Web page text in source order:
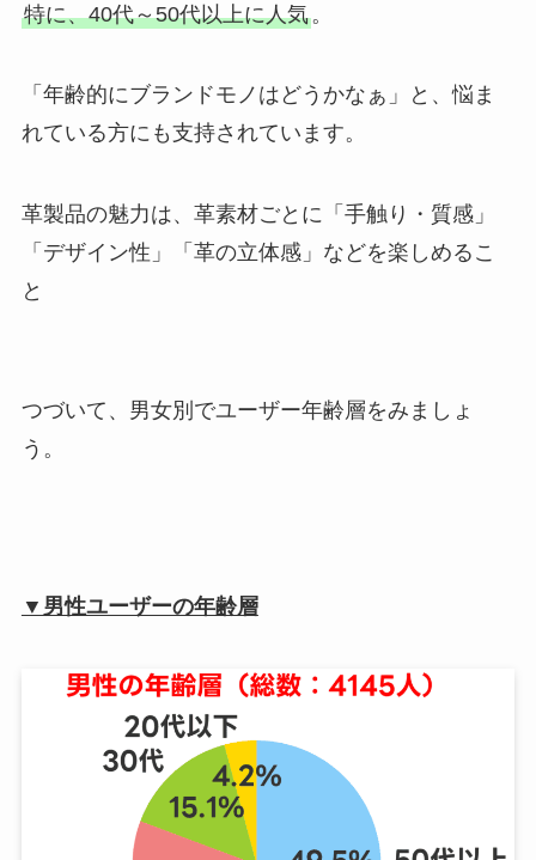
特に、40代～50代以上に人気。
「年齢的にブランドモノはどうかなぁ」と、悩ま
れている方にも支持されています。
革製品の魅力は、革素材ごとに「手触り・質感」
「デザイン性」「革の立体感」などを楽しめるこ
と
つづいて、男女別でユーザー年齢層をみましょ
う。
▼男性ユーザーの年齢層